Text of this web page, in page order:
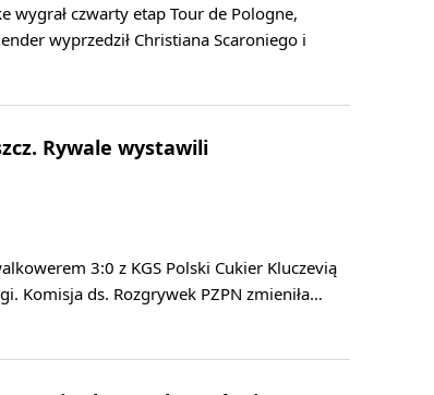
wygrał czwarty etap Tour de Pologne,
wyprzedził Christiana Scaroniego i
Rywale wystawili
3:0 z KGS Polski Cukier Kluczevią
Komisja ds. Rozgrywek PZPN zmieniła…